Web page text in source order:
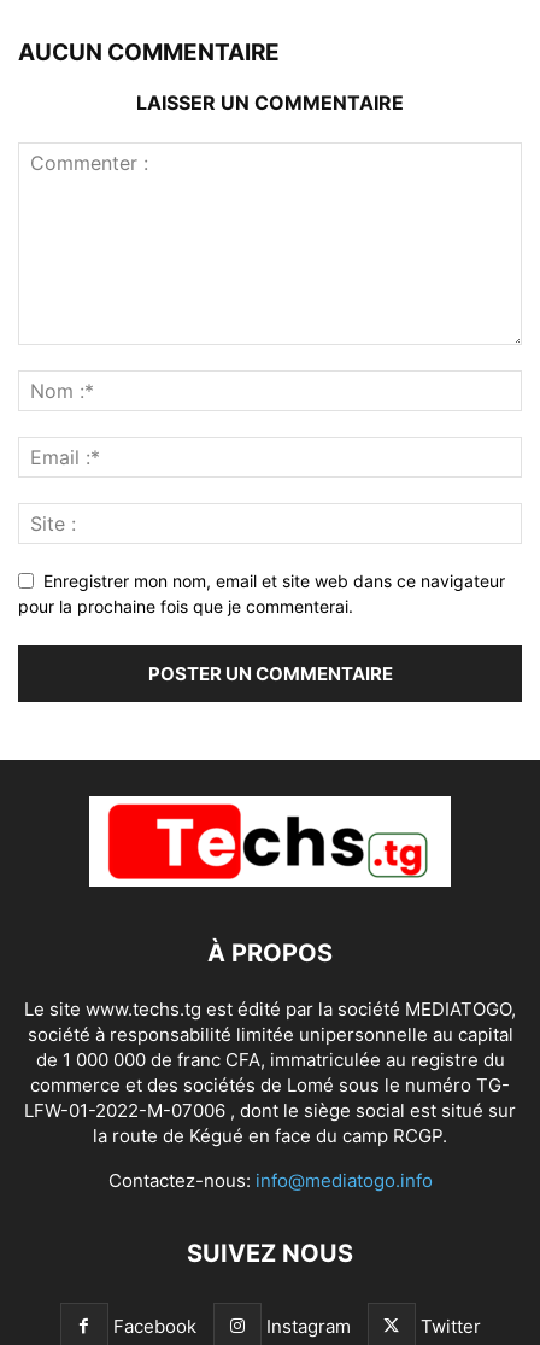
AUCUN COMMENTAIRE
LAISSER UN COMMENTAIRE
Enregistrer mon nom, email et site web dans ce navigateur
pour la prochaine fois que je commenterai.
À PROPOS
Le site www.techs.tg est édité par la société MEDIATOGO,
société à responsabilité limitée unipersonnelle au capital
de 1 000 000 de franc CFA, immatriculée au registre du
commerce et des sociétés de Lomé sous le numéro TG-
LFW-01-2022-M-07006 , dont le siège social est situé sur
la route de Kégué en face du camp RCGP.
Contactez-nous: info@mediatogo.info
SUIVEZ NOUS
Facebook Instagram Twitter